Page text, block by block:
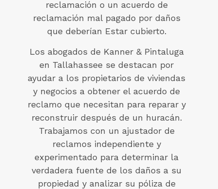
reclamación o un acuerdo de
reclamación mal pagado por daños
que deberían Estar cubierto.
Los abogados de Kanner & Pintaluga
en Tallahassee se destacan por
ayudar a los propietarios de viviendas
y negocios a obtener el acuerdo de
reclamo que necesitan para reparar y
reconstruir después de un huracán.
Trabajamos con un ajustador de
reclamos independiente y
experimentado para determinar la
verdadera fuente de los daños a su
propiedad y analizar su póliza de